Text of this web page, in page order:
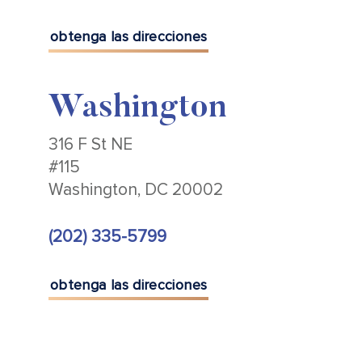
obtenga las direcciones
Washington
316 F St NE
#115
Washington, DC 20002
(202) 335-5799
obtenga las direcciones